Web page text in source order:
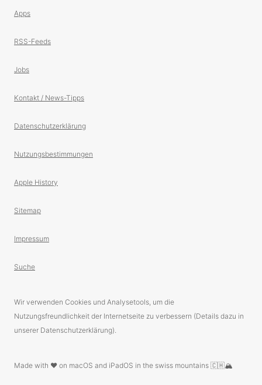
Apps
RSS-Feeds
Jobs
Kontakt / News-Tipps
Datenschutzerklärung
Nutzungsbestimmungen
Apple History
Sitemap
Impressum
Suche
Wir verwenden Cookies und Analysetools, um die
Nutzungsfreundlichkeit der Internetseite zu verbessern (Details dazu in
unserer Datenschutzerklärung).
Made with ❤️ on macOS and iPadOS in the swiss mountains 🇨🇭🏔